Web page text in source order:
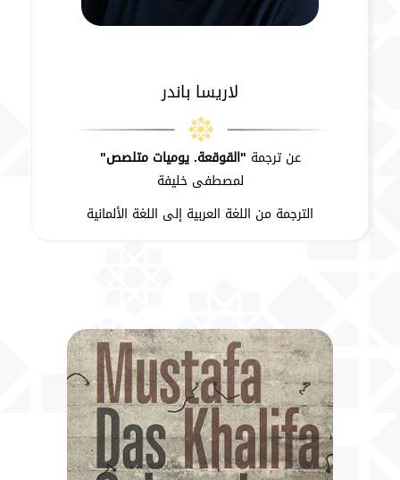
لاريسا باندر
عن ترجمة "القوقعة. يوميات متلصص"
لمصطفى خليفة
الترجمة من اللغة العربية إلى اللغة الألمانية